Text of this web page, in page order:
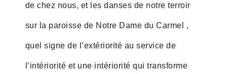
de chez nous, et les danses de notre terroir
sur la paroisse de Notre Dame du Carmel ,
quel signe de l’extériorité au service de
l’intériorité et une intériorité qui transforme